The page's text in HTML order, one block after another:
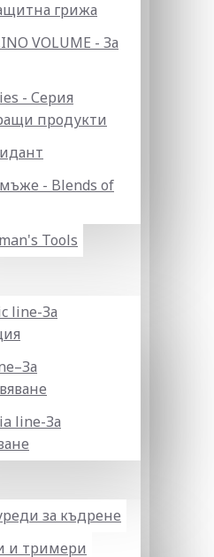
грижа
VOLUME - За
- Серия
продукти
- Blends of
Tools
line-За
line-За
за къдрене
и тримери